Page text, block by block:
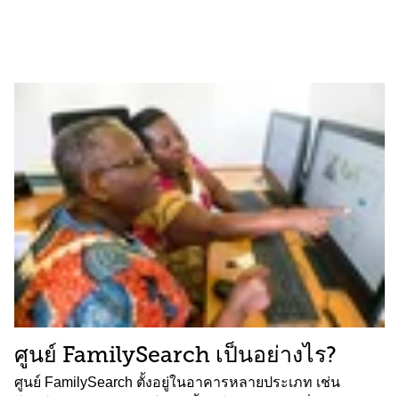
ศูนย์ FamilySearch เป็นอย่างไร?
ศูนย์ FamilySearch ตั้งอยู่ในอาคารหลายประเภท เช่น